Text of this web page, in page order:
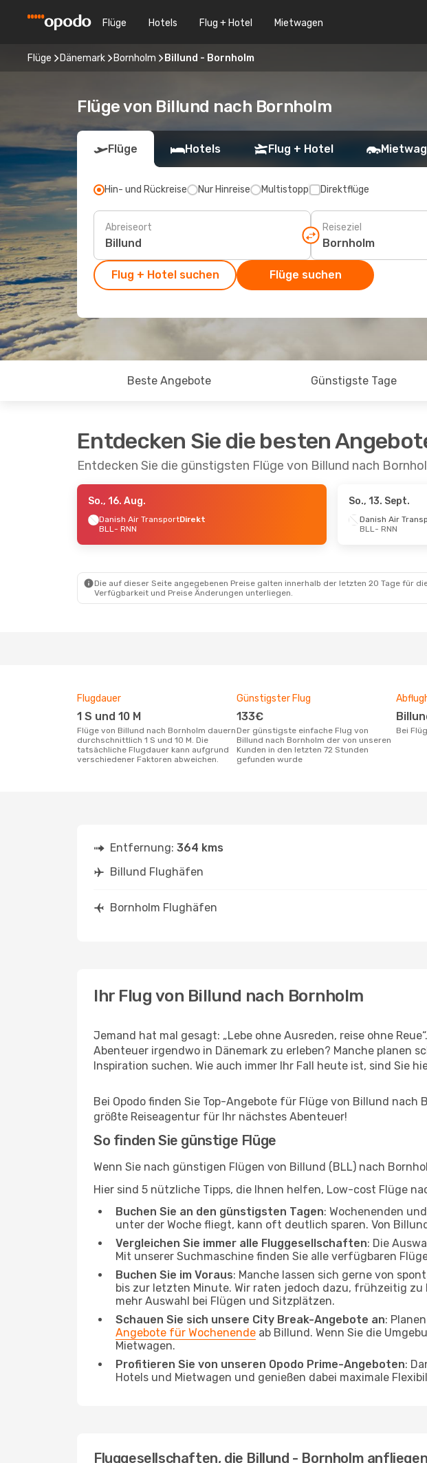
Flüge Hotels Flug + Hotel Mietwagen
Flüge Dänemark Bornholm Billund - Bornholm
Flüge von Billund nach Bornholm
Flüge Hotels Flug + Hotel
Hin- und Rückreise Nur Hinreise Multistopp Direktflüge
Abreiseort Reiseziel
Flug + Hotel suchen Flüge suchen
Beste Angebote Günstigste Tage
Entdecken Sie die besten
Entdecken Sie die günstigsten Flüge von Billund nach
So., 16. Aug.
Danish Air TransportDirekt
BLL- RNN
So., 13. Sept.
Danish Air
BLL- RNN
Die auf dieser Seite angegebenen Preise galten innerhalb der letzten 20 Tage für
Verfügbarkeit und Preise Änderungen unterliegen.
Flugdauer
1 S und 10 M
Flüge von Billund nach Bornholm dauern
durchschnittlich 1 S und 10 M. Die
tatsächliche Flugdauer kann aufgrund
verschiedener Faktoren abweichen.
Günstigster Flug
133€
Der günstigste einfache Flug von
Billund nach Bornholm der von unseren
Kunden in den letzten 72 Stunden
gefunden wurde
Bei
Entfernung: 364 kms
Billund Flughäfen
Bornholm Flughäfen
Ihr Flug von Billund nach Bornholm
Jemand hat mal gesagt: „Lebe ohne Ausreden, reise ohne
Abenteuer irgendwo in Dänemark zu erleben? Manche planen
Inspiration suchen. Wie auch immer Ihr Fall heute ist, sind Sie
Bei Opodo finden Sie Top-Angebote für Flüge von Billund nach
größte Reiseagentur für Ihr nächstes Abenteuer!
So finden Sie günstige Flüge
Wenn Sie nach günstigen Flügen von Billund (BLL) nach
Hier sind 5 nützliche Tipps, die Ihnen helfen, Low-cost Flüge
Buchen Sie an den günstigsten Tagen: Wochenenden
unter der Woche fliegt, kann oft deutlich sparen. Von
Vergleichen Sie immer alle Fluggesellschaften: Die
Mit unserer Suchmaschine finden Sie alle verfügbaren
Buchen Sie im Voraus: Manche lassen sich gerne von
bis zur letzten Minute. Wir raten jedoch dazu, frühzeitig
mehr Auswahl bei Flügen und Sitzplätzen.
Schauen Sie sich unsere City Break-Angebote an:
Angebote für Wochenende ab Billund. Wenn Sie die
Mietwagen.
Profitieren Sie von unseren Opodo Prime-Angeboten:
Hotels und Mietwagen und genießen dabei maximale
Fluggesellschaften, die Billund - Bornholm anfliegen